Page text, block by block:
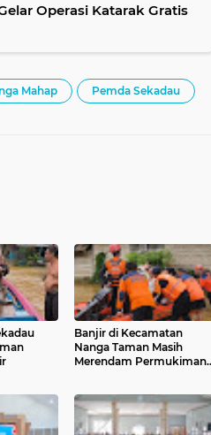
Operasi Katarak Gratis
Mahap Pemda Sekadau
Banjir di Kecamatan
Nanga Taman Masih
Merendam Permukiman,